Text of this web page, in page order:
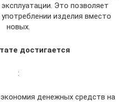
Это позволяет
изделия вместо
новых.
достигается
:
экономия денежных средств на